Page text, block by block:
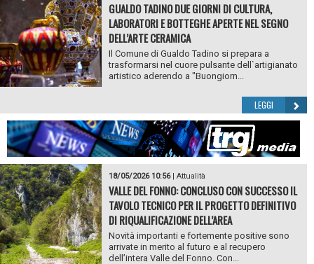
GUALDO TADINO DUE GIORNI DI CULTURA,
LABORATORI E BOTTEGHE APERTE NEL SEGNO
DELL’ARTE CERAMICA
Il Comune di Gualdo Tadino si prepara a
trasformarsi nel cuore pulsante dell`artigianato
artistico aderendo a "Buongiorn...
LEGGI
18/05/2026 10:56| Attualità
VALLE DEL FONNO: CONCLUSO CON SUCCESSO IL
TAVOLO TECNICO PER IL PROGETTO DEFINITIVO
DI RIQUALIFICAZIONE DELL’AREA
Novità importanti e fortemente positive sono
arrivate in merito al futuro e al recupero
dell’intera Valle del Fonno. Con...